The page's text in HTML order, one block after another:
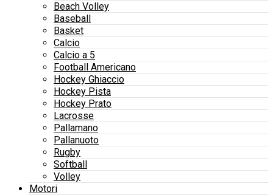
Beach Volley
Baseball
Basket
Calcio
Calcio a 5
Football Americano
Hockey Ghiaccio
Hockey Pista
Hockey Prato
Lacrosse
Pallamano
Pallanuoto
Rugby
Softball
Volley
Motori